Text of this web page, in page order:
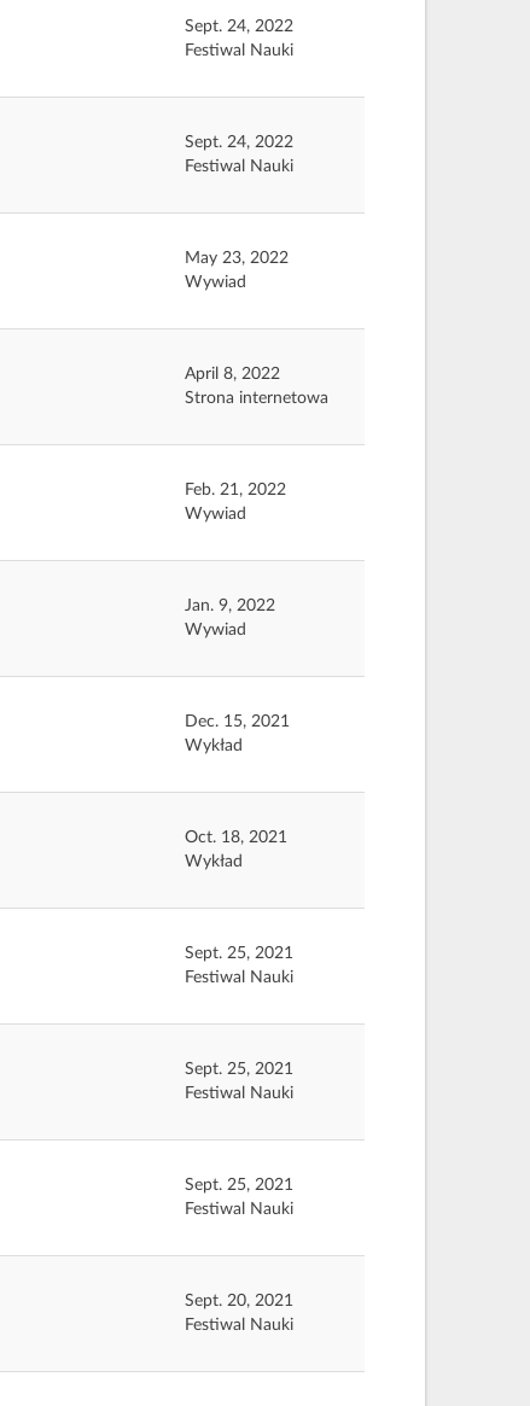
Sept. 24, 2022
Festiwal Nauki
Sept. 24, 2022
Festiwal Nauki
May 23, 2022
Wywiad
April 8, 2022
Strona internetowa
Feb. 21, 2022
Wywiad
Jan. 9, 2022
Wywiad
Dec. 15, 2021
Wykład
Oct. 18, 2021
Wykład
Sept. 25, 2021
Festiwal Nauki
Sept. 25, 2021
Festiwal Nauki
Sept. 25, 2021
Festiwal Nauki
Sept. 20, 2021
Festiwal Nauki